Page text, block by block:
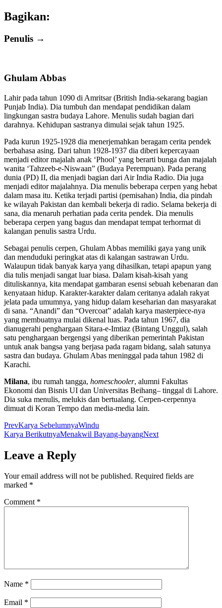
Bagikan:
Penulis →
Ghulam Abbas
Lahir pada tahun 1090 di Amritsar (British India-sekarang bagian
Punjab India). Dia tumbuh dan mendapat pendidikan dalam
lingkungan sastra budaya Lahore. Menulis sudah bagian dari
darahnya. Kehidupan sastranya dimulai sejak tahun 1925.
Pada kurun 1925-1928 dia menerjemahkan beragam cerita pendek
berbahasa asing. Dari tahun 1928-1937 dia diberi kepercayaan
menjadi editor majalah anak ‘Phool’ yang berarti bunga dan majalah
wanita ‘Tahzeeb-e-Niswaan” (Budaya Perempuan). Pada perang
dunia (PD) II, dia menjadi bagian dari Air India Radio. Dia juga
menjadi editor majalahnya. Dia menulis beberapa cerpen yang hebat
dalam masa itu. Ketika terjadi partisi (pemisahan) India, dia pindah
ke wilayah Pakistan dan kembali bekerja di radio. Selama bekerja di
sana, dia menaruh perhatian pada cerita pendek. Dia menulis
beberapa cerpen yang bagus dan mendapat tempat terhormat di
kalangan penulis sastra Urdu.
Sebagai penulis cerpen, Ghulam Abbas memiliki gaya yang unik
dan menduduki peringkat atas di kalangan sastrawan Urdu.
Walaupun tidak banyak karya yang dihasilkan, tetapi apapun yang
dia tulis menjadi sangat luar biasa. Dalam kisah-kisah yang
dituliskannya, kita mendapat gambaran esensi sebuah kebenaran dan
kenyataan hidup. Karakter-karakter dalam ceritanya adalah rakyat
jelata pada umumnya, yang hidup dalam keseharian dan masyarakat
di sana. “Anandi” dan “Overcoat” adalah karya masterpiece-nya
yang membuatnya mulai dikenal luas. Pada tahun 1967, dia
dianugerahi penghargaan Sitara-e-Imtiaz (Bintang Unggul), salah
satu penghargaan bergengsi yang diberikan pemerintah Pakistan
untuk anak bangsa yang berjasa pada ragam bidang, salah satunya
sastra dan budaya. Ghulam Abas meninggal pada tahun 1982 di
Karachi.
Milana, ibu rumah tangga, homeschooler, alumni Fakultas
Ekonomi dan Bisnis UI dan Universitas Beihang– tinggal di Lahore.
Dia suka menulis, melukis dan bertualang. Cerpen-cerpennya
dimuat di Koran Tempo dan media-media lain.
PrevKarya SebelumnyaWindu
Karya BerikutnyaMenakwil Bayang-bayangNext
Leave a Reply
Your email address will not be published. Required fields are
marked *
Comment *
Name *
Email *